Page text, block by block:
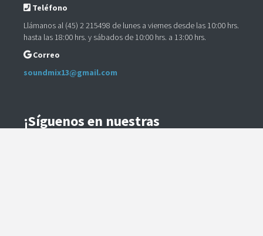
Teléfono
Llámanos al (45) 2 215498 de lunes a viernes desde las 10:00 hrs.
hasta las 18:00 hrs. y sábados de 10:00 hrs. a 13:00 hrs.
Correo
soundmix13@gmail.com
¡Síguenos en nuestras